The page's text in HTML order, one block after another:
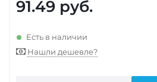
91.49 руб.
Есть в наличии
Нашли дешевле?